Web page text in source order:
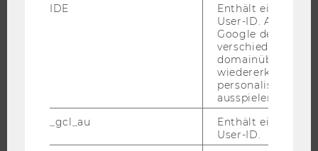
BACHELOR
INFORMATIONEN FÜR STUDIERENDE
INTERNATIONALE UND INCOMING EXCHANGE STUDIERENDE
IDE
Enthält eine
User-ID. Anhand
Google den User
verschiedene
wiedererkennen
personalisierte
ausspielen.
_gcl_au
Enthält eine
User-ID.